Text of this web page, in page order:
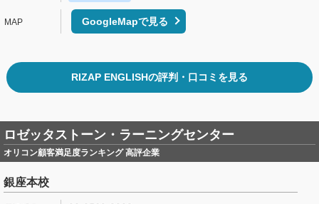
GoogleMapで見る
RIZAP ENGLISHの評判・口コミを見る
ロゼッタストーン・ラーニングセンター
オリコン顧客満足度ランキング 高評企業
銀座本校